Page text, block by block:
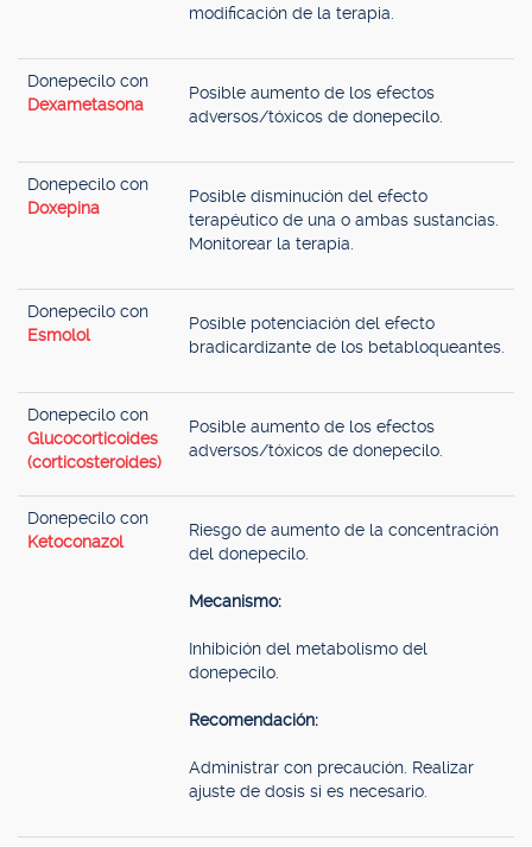
modificación de la terapia.
Donepecilo con
Dexametasona
Posible aumento de los efectos
adversos/tóxicos de donepecilo.
Donepecilo con
Doxepina
Posible disminución del efecto
terapéutico de una o ambas sustancias.
Monitorear la terapia.
Donepecilo con
Esmolol
Posible potenciación del efecto
bradicardizante de los betabloqueantes.
Donepecilo con
Glucocorticoides
(corticosteroides)
Posible aumento de los efectos
adversos/tóxicos de donepecilo.
Donepecilo con
Ketoconazol
Riesgo de aumento de la concentración
del donepecilo.
Mecanismo:
Inhibición del metabolismo del
donepecilo.
Recomendación:
Administrar con precaución. Realizar
ajuste de dosis si es necesario.